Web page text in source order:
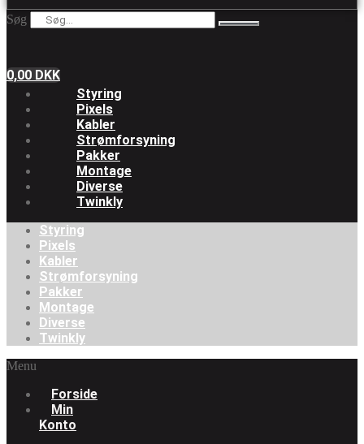
Søg
0,00 DKK
Styring
Pixels
Kabler
Strømforsyning
Pakker
Montage
Diverse
Twinkly
Styring
Pixels
Kabler
Strømforsyning
Pakker
Montage
Diverse
Twinkly
Menu
Forside
Min
Konto